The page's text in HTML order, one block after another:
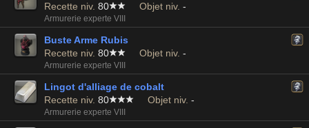
Recette niv. 80 Objet niv. -
Armurerie experte VIII
Buste Arme Rubis
Recette niv. 80 Objet niv. -
Armurerie experte VIII
Lingot d'alliage de cobalt
Recette niv. 80 Objet niv. -
Armurerie experte VIII